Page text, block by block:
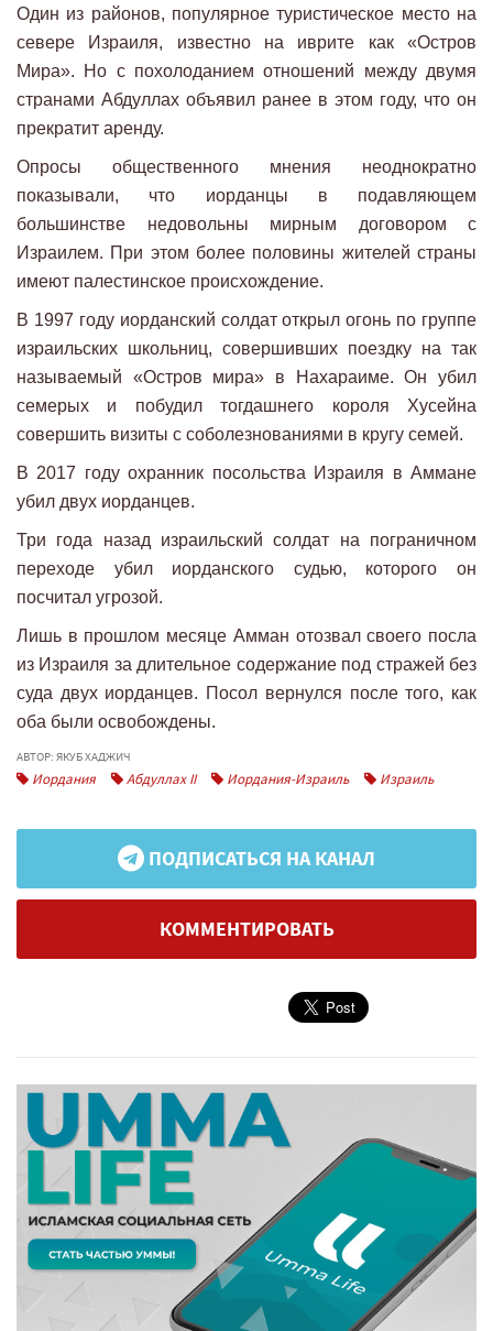
Один из районов, популярное туристическое место на
севере Израиля, известно на иврите как «Остров
Мира». Но с похолоданием отношений между двумя
странами Абдуллах объявил ранее в этом году, что он
прекратит аренду.
Опросы общественного мнения неоднократно
показывали, что иорданцы в подавляющем
большинстве недовольны мирным договором с
Израилем. При этом более половины жителей страны
имеют палестинское происхождение.
В 1997 году иорданский солдат открыл огонь по группе
израильских школьниц, совершивших поездку на так
называемый «Остров мира» в Нахараиме. Он убил
семерых и побудил тогдашнего короля Хусейна
совершить визиты с соболезнованиями в кругу семей.
В 2017 году охранник посольства Израиля в Аммане
убил двух иорданцев.
Три года назад израильский солдат на пограничном
переходе убил иорданского судью, которого он
посчитал угрозой.
Лишь в прошлом месяце Амман отозвал своего посла
из Израиля за длительное содержание под стражей без
суда двух иорданцев. Посол вернулся после того, как
оба были освобождены.
АВТОР: ЯКУБ ХАДЖИЧ
Иордания Абдуллах II Иордания-Израиль Израиль
ПОДПИСАТЬСЯ НА КАНАЛ
КОММЕНТИРОВАТЬ